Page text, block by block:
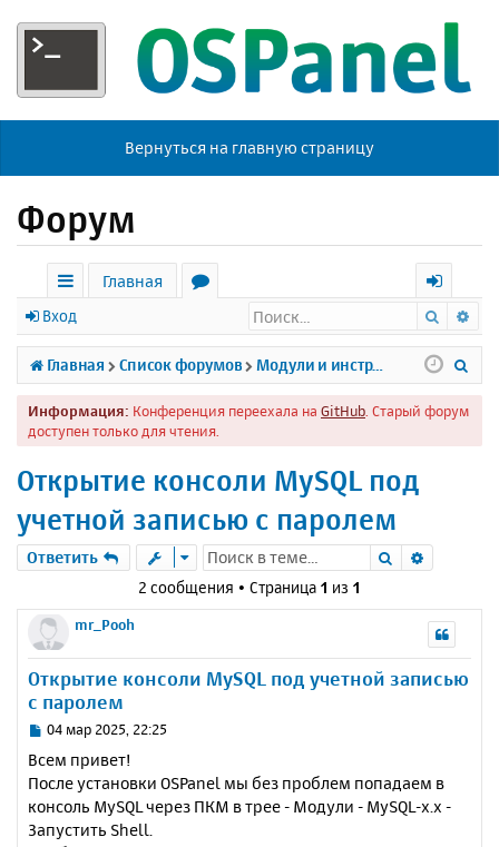
Вернуться на главную страницу
Форум
с
ы
л
к
Главная
р
у
м
х
о
д
Вход Поиск
Главная Список форумов Модули и инструменты
Информация: Конференция переехала на GitHub . Старый форум
доступен только для чтения.
Открытие консоли MySQL под
учетной записью с паролем
Ответить Поиск
2 сообщения • Страница 1 из 1
mr_Pooh
Открытие консоли MySQL под учетной записью
с паролем
С
о
б
щ
е
04 мар 2025, 22:25
Всем привет!
После установки OSPanel мы без проблем попадаем в
консоль MySQL через ПКМ в трее - Модули - MySQL-x.x -
Запустить Shell.